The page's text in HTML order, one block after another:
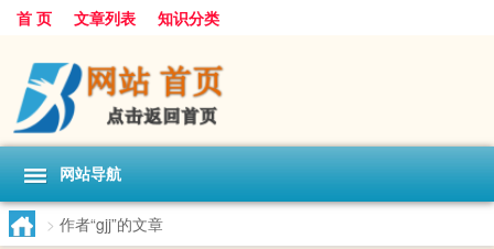
首 页 文章列表 知识分类
网站导航
> 作者“gjj”的文章